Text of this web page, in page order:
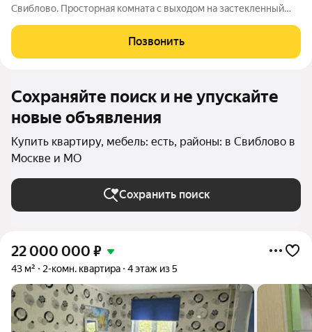
Свиблово. Просторная комната с выходом на застекленный
коридор. В квартире выполнен добротный косметический
ремонт, стены выровнены,
Позвонить
Сохраняйте поиск и не упускайте
новые объявления
Купить квартиру, мебель: есть, районы: в Свиблово в
Москве и МО
Сохранить поиск
22 000 000 ₽
43 м² 2-комн. квартира 4 этаж из 5